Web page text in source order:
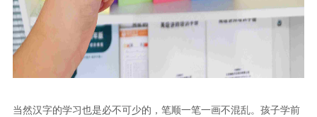
当然汉字的学习 也是必不可少的， 笔顺一笔一画不混乱。 孩子学前